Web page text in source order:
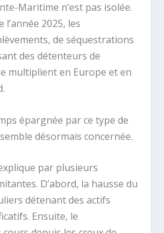
Maritime n’est pas isolée.
2025, les
de séquestrations
des détenteurs de
multiplient en Europe et en
épargnée par ce type de
désormais concernée.
par plusieurs
D’abord, la hausse du
détenant des actifs
Ensuite, le